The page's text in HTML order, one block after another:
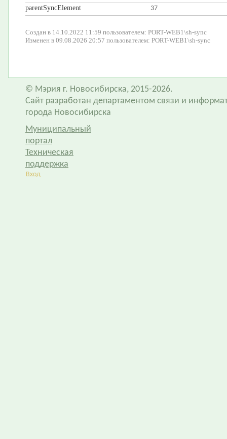
parentSyncElement
37
Создан в 14.10.2022 11:59 пользователем: PORT-WEB1\sh-sync
Изменен в 09.08.2026 20:57 пользователем: PORT-WEB1\sh-sync
© Мэрия г. Новосибирска, 2015-2026.
Сайт разработан департаментом связи и
города Новосибирска
Муниципальный
портал
Техническая
поддержка
Вход